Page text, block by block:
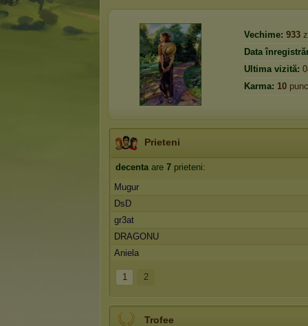
Vechime: 933
Data
Ultima vizită:
Karma: 10
Prieteni
decentaare 7 prieteni:
Mugur
DsD
gr3at
DRAGONU
Aniela
1 2
Trofee